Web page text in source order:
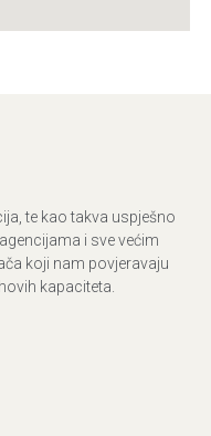
te kao takva uspješno
i sve većim
koji nam povjeravaju
kapaciteta.